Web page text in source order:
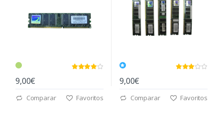
9,00€
Comparar Favoritos
9,00€
Comparar Favoritos